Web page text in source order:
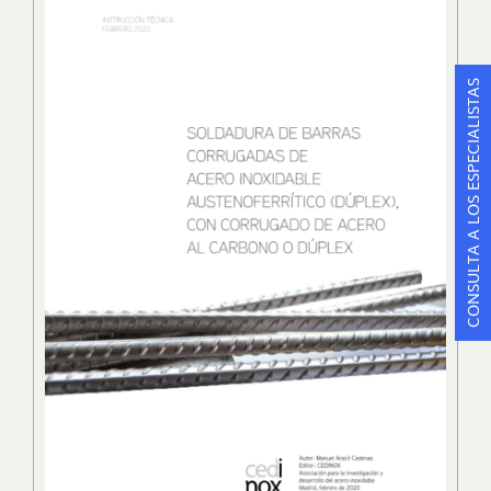
CONSULTA A LOS ESPECIALISTAS